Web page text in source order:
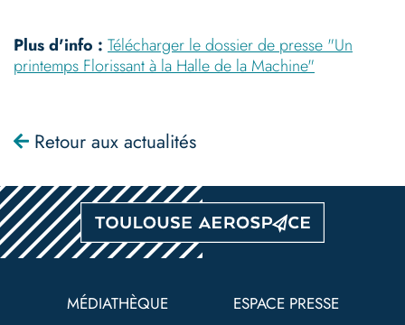
Plus d'info : Télécharger le dossier de presse "Un
printemps Florissant à la Halle de la Machine"
Retour aux actualités
MÉDIATHÈQUE ESPACE PRESSE